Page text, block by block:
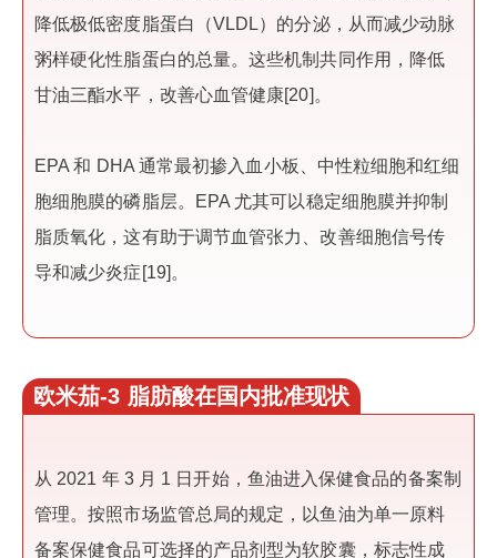
降低极低密度脂蛋白（VLDL）的分泌，从而减少动脉
粥样硬化性脂蛋白的总量。这些机制共同作用，降低
甘油三酯水平，改善心血管健康[20]。
EPA 和 DHA 通常最初掺入血小板、中性粒细胞和红细
胞细胞膜的磷脂层。EPA 尤其可以稳定细胞膜并抑制
脂质氧化，这有助于调节血管张力、改善细胞信号传
导和减少炎症[19]。
欧米茄-3 脂肪酸在国内批准现状
从 2021 年 3 月 1 日开始，鱼油进入保健食品的备案制
管理。按照市场监管总局的规定，以鱼油为单一原料
备案保健食品可选择的产品剂型为软胶囊，标志性成